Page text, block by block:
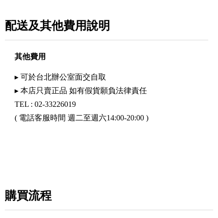
配送及其他費用說明
其他費用
▸ 可於台北辦公室面交自取
▸ 本店只賣正品 如有假貨願負法律責任
TEL : 02-33226019
( 電話客服時間 週二至週六14:00-20:00 )
購買流程